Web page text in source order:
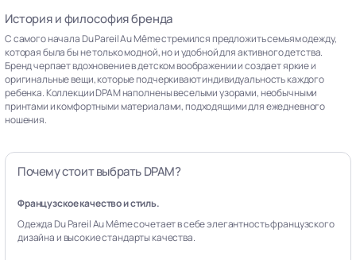
История и философия бренда
С самого начала Du Pareil Au Même стремился предложить семьям одежду,
которая была бы не только модной, но и удобной для активного детства.
Бренд черпает вдохновение в детском воображении и создает яркие и
оригинальные вещи, которые подчеркивают индивидуальность каждого
ребенка. Коллекции DPAM наполнены веселыми узорами, необычными
принтами и комфортными материалами, подходящими для ежедневного
ношения.
Почему стоит выбрать DPAM?
Французское качество и стиль.
Одежда Du Pareil Au Même сочетает в себе элегантность французского
дизайна и высокие стандарты качества.